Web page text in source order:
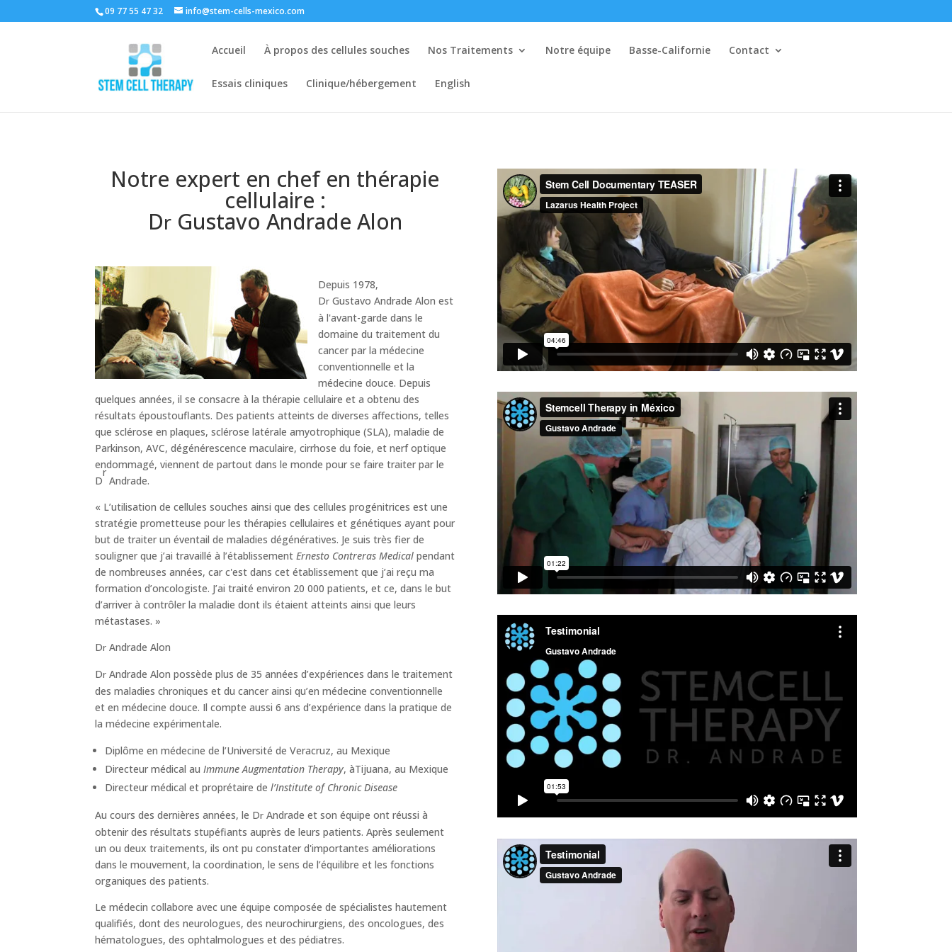
09 77 55 47 32 info@stem-cells-mexico.com
Accueil À propos des cellules souches Nos Traitements Notre équipe Basse-Californie Contact
Essais cliniques Clinique/hébergement English
Notre expert en chef en thérapie
cellulaire :
DrGustavo Andrade Alon
Depuis 1978,
Dr Gustavo Andrade Alon est
à l'avant-garde dans le
domaine du traitement du
cancer par la médecine
conventionnelle et la
médecine douce. Depuis
quelques années, il se consacre à la thérapie cellulaire et a obtenu des
résultats époustouflants. Des patients atteints de diverses affections, telles
que sclérose en plaques, sclérose latérale amyotrophique (SLA), maladie de
Parkinson, AVC, dégénérescence maculaire, cirrhose du foie, et nerf optique
endommagé, viennent de partout dans le monde pour se faire traiter par le
D
r
Andrade.
« L’utilisation de cellules souches ainsi que des cellules progénitrices est une
stratégie prometteuse pour les thérapies cellulaires et génétiques ayant pour
but de traiter un éventail de maladies dégénératives. Je suis très fier de
souligner que j’ai travaillé à l’établissementErnesto Contreras Medical pendant
de nombreuses années, car c'est dans cet établissement que j’ai reçu ma
formation d’oncologiste. J’ai traité environ 20 000 patients, et ce, dans le but
d’arriver à contrôler la maladie dont ils étaient atteints ainsi que leurs
métastases. »
Dr Andrade Alon
Dr Andrade Alon possède plus de 35 années d’expériences dans le traitement
des maladies chroniques et du cancer ainsi qu’en médecine conventionnelle
et en médecine douce. Il compte aussi 6 ans d’expérience dans la pratique de
la médecine expérimentale.
Diplôme en médecine de l’Université de Veracruz, au Mexique
Directeur médical auImmune Augmentation Therapy, àTijuana, au Mexique
Directeur médical et proprétaire del’Institute of Chronic Disease
Au cours des dernières années, le Dr Andrade et son équipe ont réussi à
obtenir des résultats stupéfiants auprès de leurs patients. Après seulement
un ou deux traitements, ils ont pu constater d'importantes améliorations
dans le mouvement, la coordination, le sens de l’équilibre et les fonctions
organiques des patients.
Le médecin collabore avec une équipe composée de spécialistes hautement
qualifiés, dont des neurologues, des neurochirurgiens, des oncologues, des
hématologues, des ophtalmologues et des pédiatres.